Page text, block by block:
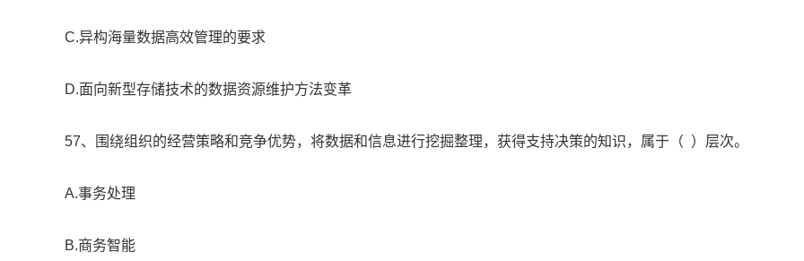
C.异构海量数据高效管理的要求
D.面向新型存储技术的数据资源维护方法变革
57、围绕组织的经营策略和竞争优势，将数据和信息进行挖掘整理，获得支持决策的知识，属于（ ）层次。
A.事务处理
B.商务智能